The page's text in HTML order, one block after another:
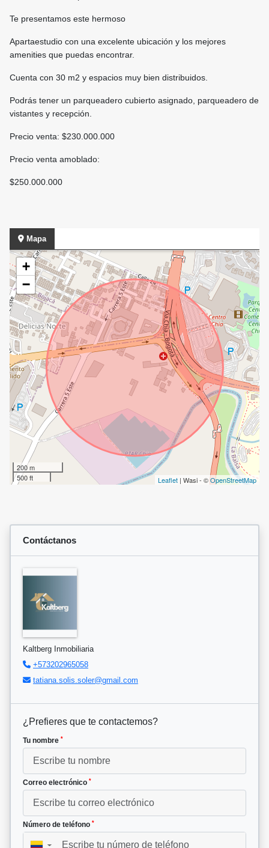
Te presentamos este hermoso
Apartaestudio con una excelente ubicación y los mejores
amenities que puedas encontrar.
Cuenta con 30 m2 y espacios muy bien distribuidos.
Podrás tener un parqueadero cubierto asignado, parqueadero de
vistantes y recepción.
Precio venta: $230.000.000
Precio venta amoblado:
$250.000.000
Mapa
+
−
200 m
500 ft
Leaflet | Wasi - ©OpenStreetMap
Contáctanos
Kaltberg Inmobiliaria
+573202965058
tatiana.solis.soler@gmail.com
¿Prefieres que te contactemos?
Tu nombre *
Correo electrónico *
Número de teléfono *
▼